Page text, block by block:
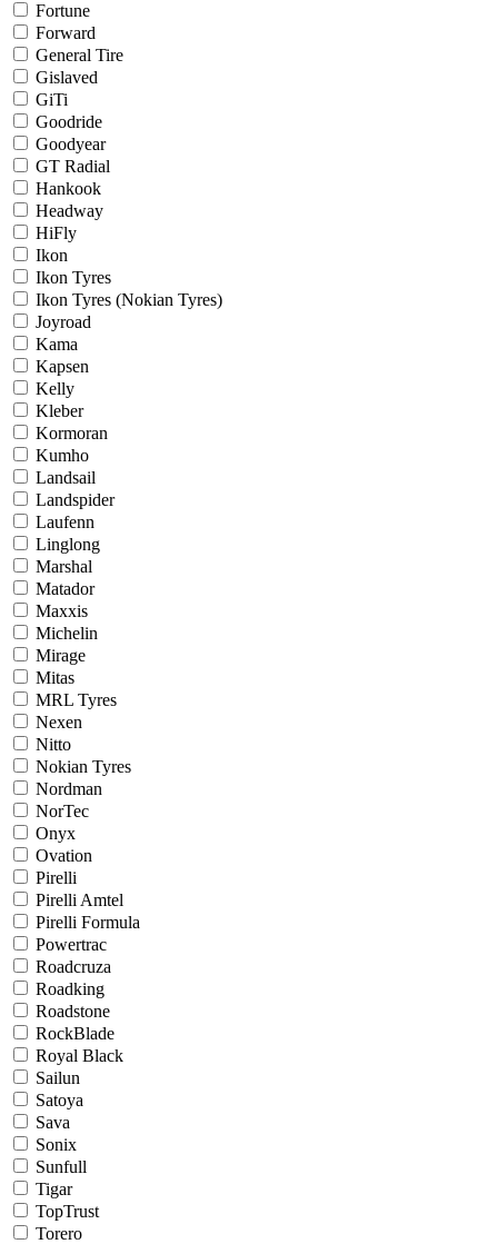
Fortune
Forward
General Tire
Gislaved
GiTi
Goodride
Goodyear
GT Radial
Hankook
Headway
HiFly
Ikon
Ikon Tyres
Ikon Tyres (Nokian Tyres)
Joyroad
Kama
Kapsen
Kelly
Kleber
Kormoran
Kumho
Landsail
Landspider
Laufenn
Linglong
Marshal
Matador
Maxxis
Michelin
Mirage
Mitas
MRL Tyres
Nexen
Nitto
Nokian Tyres
Nordman
NorTec
Onyx
Ovation
Pirelli
Pirelli Amtel
Pirelli Formula
Powertrac
Roadcruza
Roadking
Roadstone
RockBlade
Royal Black
Sailun
Satoya
Sava
Sonix
Sunfull
Tigar
TopTrust
Torero